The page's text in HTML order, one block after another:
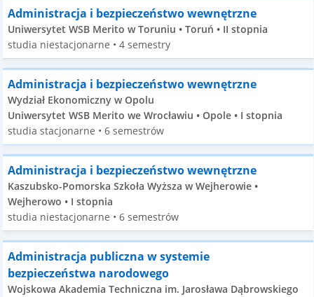
Administracja i bezpieczeństwo wewnętrzne
Uniwersytet WSB Merito w Toruniu • Toruń • II stopnia
studia niestacjonarne • 4 semestry
Administracja i bezpieczeństwo wewnętrzne
Wydział Ekonomiczny w Opolu
Uniwersytet WSB Merito we Wrocławiu • Opole • I stopnia
studia stacjonarne • 6 semestrów
Administracja i bezpieczeństwo wewnętrzne
Kaszubsko-Pomorska Szkoła Wyższa w Wejherowie •
Wejherowo • I stopnia
studia niestacjonarne • 6 semestrów
Administracja publiczna w systemie
bezpieczeństwa narodowego
Wojskowa Akademia Techniczna im. Jarosława Dąbrowskiego